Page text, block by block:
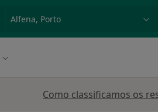
Como classificamos os